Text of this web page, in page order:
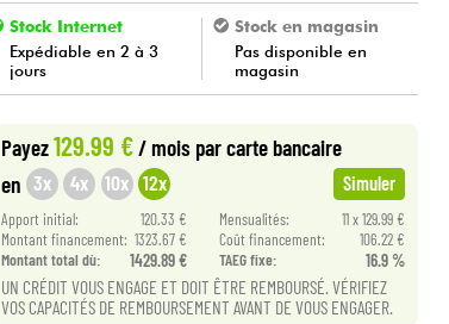
Stock Internet
Expédiable en 2 à 3
jours
Stock en magasin
Pas disponible en
magasin
Payez129.99 €/ mois par carte bancaire
en 3x 4x 10x 12x Simuler
Apport initial: 120.33 € Mensualités:
11 x 129.99 €
Montant financement: 1323.67 € Coût financement:
106.22 €
Montant total dù:
1429.89 € TAEG fixe: 16.9 %
UN CRÉDIT VOUS ENGAGE ET DOIT ÊTRE REMBOURSÉ. VÉRIFIEZ
VOS CAPACITÉS DE REMBOURSEMENT AVANT DE VOUS ENGAGER.